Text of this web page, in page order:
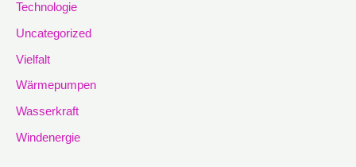
Technologie
Uncategorized
Vielfalt
Wärmepumpen
Wasserkraft
Windenergie